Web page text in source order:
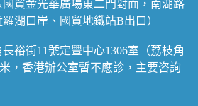
貿金光華廣場東二門對面，南湖路
湖口岸、國貿地鐵站B出口）
裕街11號定豐中心1306室（荔枝角
，香港辦公室暫不應診，主要咨詢